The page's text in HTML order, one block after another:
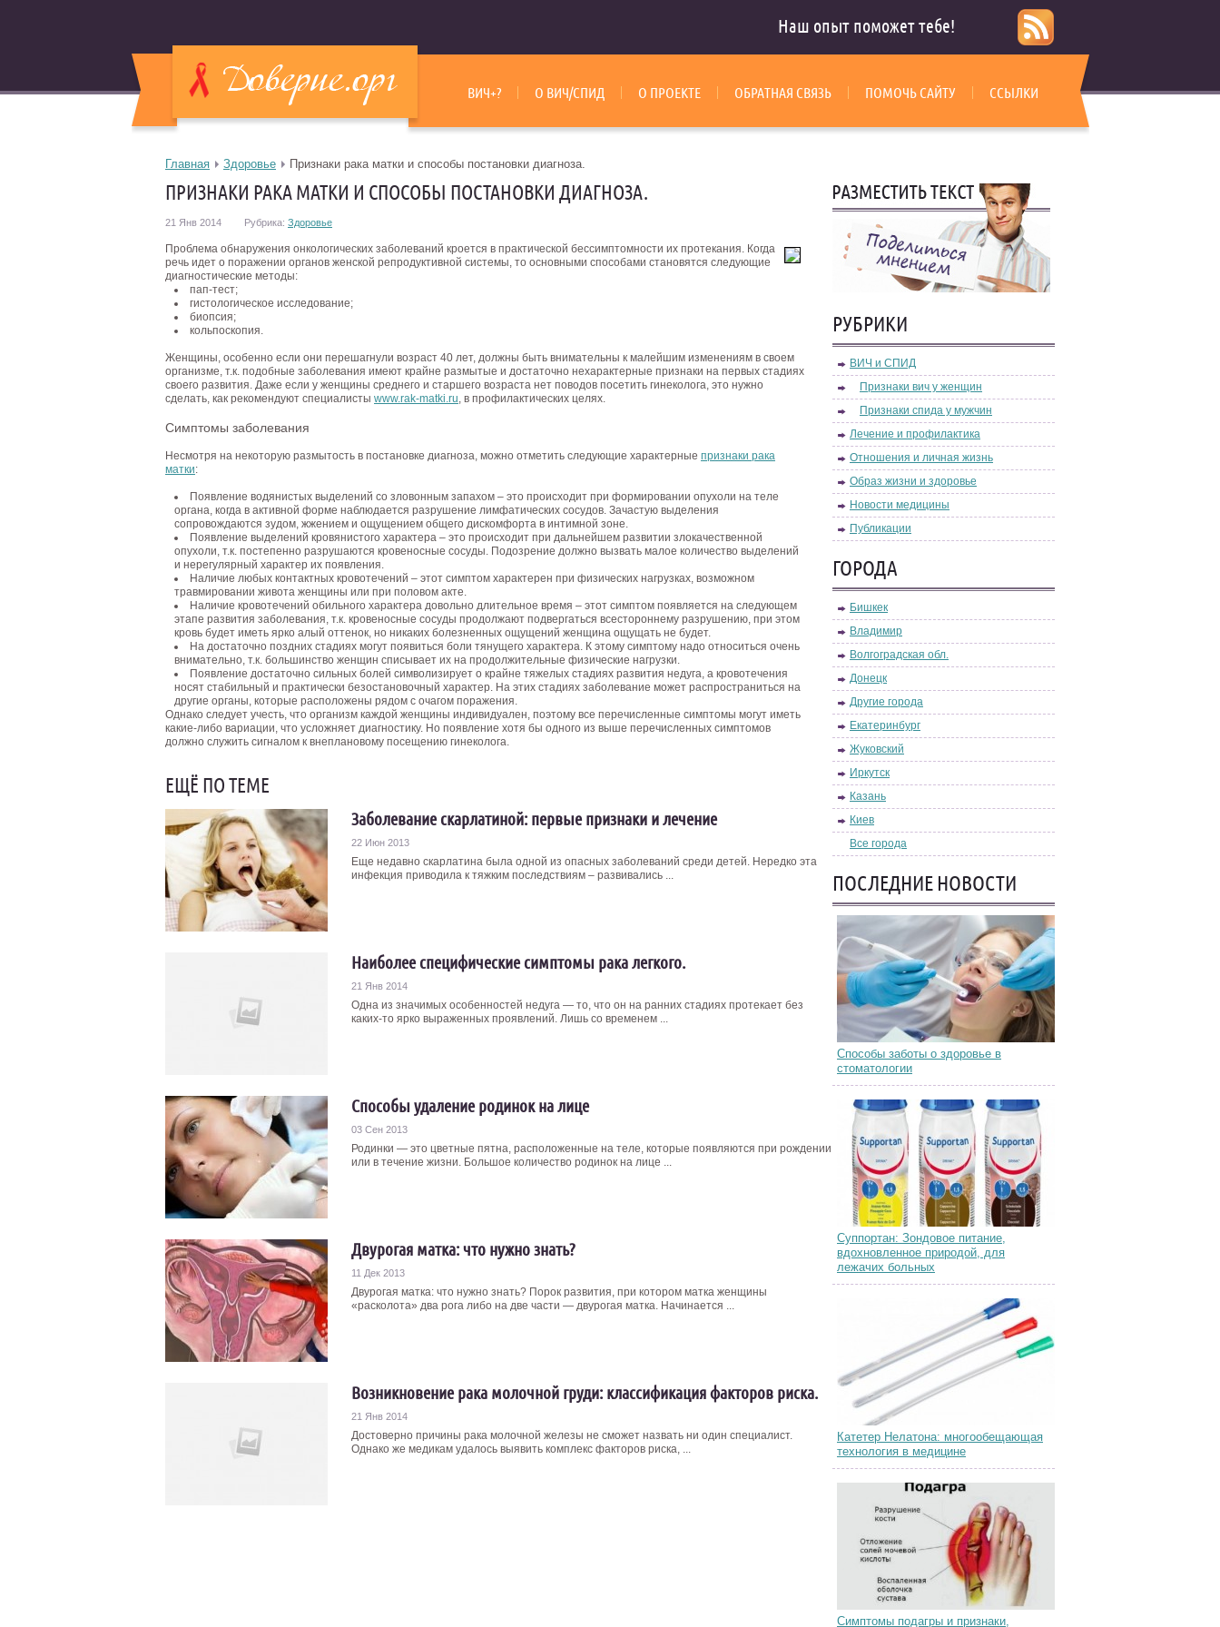
Наш опыт поможет тебе!
ВИЧ+? О ВИЧ/СПИД О ПРОЕКТЕ ОБРАТНАЯ СВЯЗЬ ПОМОЧЬ САЙТУ ССЫЛКИ
Главная Здоровье Признаки рака матки и способы постановки диагноза.
ПРИЗНАКИ РАКА МАТКИ И СПОСОБЫ ПОСТАНОВКИ ДИАГНОЗА.
21 Янв 2014 Рубрика: Здоровье
Проблема обнаружения онкологических заболеваний кроется в практической бессимптомности их протекания. Когда
речь идет о поражении органов женской репродуктивной системы, то основными способами становятся следующие
диагностические методы:
пап-тест;
гистологическое исследование;
биопсия;
кольпоскопия.
Женщины, особенно если они перешагнули возраст 40 лет, должны быть внимательны к малейшим изменениям в своем
организме, т.к. подобные заболевания имеют крайне размытые и достаточно нехарактерные признаки на первых стадиях
своего развития. Даже если у женщины среднего и старшего возраста нет поводов посетить гинеколога, это нужно
сделать, как рекомендуют специалисты www.rak-matki.ru, в профилактических целях.
Симптомы заболевания
Несмотря на некоторую размытость в постановке диагноза, можно отметить следующие характерные признаки рака
матки:
Появление водянистых выделений со зловонным запахом – это происходит при формировании опухоли на теле
органа, когда в активной форме наблюдается разрушение лимфатических сосудов. Зачастую выделения
сопровождаются зудом, жжением и ощущением общего дискомфорта в интимной зоне.
Появление выделений кровянистого характера – это происходит при дальнейшем развитии злокачественной
опухоли, т.к. постепенно разрушаются кровеносные сосуды. Подозрение должно вызвать малое количество выделений
и нерегулярный характер их появления.
Наличие любых контактных кровотечений – этот симптом характерен при физических нагрузках, возможном
травмировании живота женщины или при половом акте.
Наличие кровотечений обильного характера довольно длительное время – этот симптом появляется на следующем
этапе развития заболевания, т.к. кровеносные сосуды продолжают подвергаться всестороннему разрушению, при этом
кровь будет иметь ярко алый оттенок, но никаких болезненных ощущений женщина ощущать не будет.
На достаточно поздних стадиях могут появиться боли тянущего характера. К этому симптому надо относиться очень
внимательно, т.к. большинство женщин списывает их на продолжительные физические нагрузки.
Появление достаточно сильных болей символизирует о крайне тяжелых стадиях развития недуга, а кровотечения
носят стабильный и практически безостановочный характер. На этих стадиях заболевание может распространиться на
другие органы, которые расположены рядом с очагом поражения.
Однако следует учесть, что организм каждой женщины индивидуален, поэтому все перечисленные симптомы могут иметь
какие-либо вариации, что усложняет диагностику. Но появление хотя бы одного из выше перечисленных симптомов
должно служить сигналом к внеплановому посещению гинеколога.
ЕЩЁ ПО ТЕМЕ
Заболевание скарлатиной: первые признаки и лечение
22 Июн 2013
Еще недавно скарлатина была одной из опасных заболеваний среди детей. Нередко эта
инфекция приводила к тяжким последствиям – развивались ...
Наиболее специфические симптомы рака легкого.
21 Янв 2014
Одна из значимых особенностей недуга — то, что он на ранних стадиях протекает без
каких-то ярко выраженных проявлений. Лишь со временем ...
Способы удаление родинок на лице
03 Сен 2013
Родинки — это цветные пятна, расположенные на теле, которые появляются при рождении
или в течение жизни. Большое количество родинок на лице ...
Двурогая матка: что нужно знать?
11 Дек 2013
Двурогая матка: что нужно знать? Порок развития, при котором матка женщины
«расколота» два рога либо на две части — двурогая матка. Начинается ...
Возникновение рака молочной груди: классификация факторов риска.
21 Янв 2014
Достоверно причины рака молочной железы не сможет назвать ни один специалист.
Однако же медикам удалось выявить комплекс факторов риска, ...
РУБРИКИ
ВИЧ и СПИД
Признаки вич у женщин
Признаки спида у мужчин
Лечение и профилактика
Отношения и личная жизнь
Образ жизни и здоровье
Новости медицины
Публикации
ГОРОДА
Бишкек
Владимир
Волгоградская обл.
Донецк
Другие города
Екатеринбург
Жуковский
Иркутск
Казань
Киев
Все города
ПОСЛЕДНИЕ НОВОСТИ
Способы заботы о здоровье в
стоматологии
Суппортан: Зондовое питание,
вдохновленное природой, для
лежачих больных
Катетер Нелатона: многообещающая
технология в медицине
Симптомы подагры и признаки,